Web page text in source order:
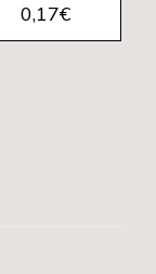
0,17€